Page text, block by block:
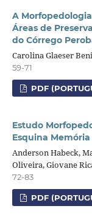
A
Áreas de
do Córrego
Carolina Glaeser
59-71
PDF
Estudo
Esquina Memória
Anderson Habeck,
Oliveira, Giovane
72-83
PDF